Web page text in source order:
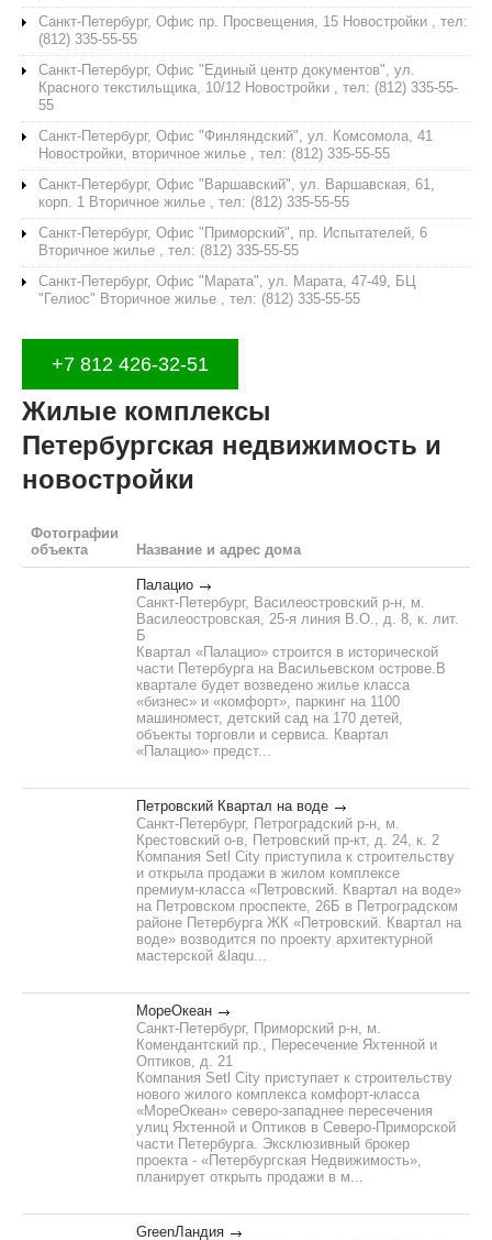
Санкт-Петербург, Офис пр. Просвещения, 15 Новостройки , тел:
(812) 335-55-55
Санкт-Петербург, Офис "Единый центр документов", ул.
Красного текстильщика, 10/12 Новостройки , тел: (812) 335-55-
55
Санкт-Петербург, Офис "Финляндский", ул. Комсомола, 41
Новостройки, вторичное жилье , тел: (812) 335-55-55
Санкт-Петербург, Офис "Варшавский", ул. Варшавская, 61,
корп. 1 Вторичное жилье , тел: (812) 335-55-55
Санкт-Петербург, Офис "Приморский", пр. Испытателей, 6
Вторичное жилье , тел: (812) 335-55-55
Санкт-Петербург, Офис "Марата", ул. Марата, 47-49, БЦ
"Гелиос" Вторичное жилье , тел: (812) 335-55-55
+7 812 426-32-51
Жилые комплексы
Петербургская недвижимость и
новостройки
Фотографии
объекта
Название и адрес дома
Палацио
Санкт-Петербург, Василеостровский р-н, м.
Василеостровская, 25-я линия В.О., д. 8, к. лит.
Б
Квартал «Палацио» строится в исторической
части Петербурга на Васильевском острове.В
квартале будет возведено жилье класса
«бизнес» и «комфорт», паркинг на 1100
машиномест, детский сад на 170 детей,
объекты торговли и сервиса. Квартал
«Палацио» предст...
Петровский Квартал на воде
Санкт-Петербург, Петроградский р-н, м.
Крестовский о-в, Петровский пр-кт, д. 24, к. 2
Компания Setl City приступила к строительству
и открыла продажи в жилом комплексе
премиум-класса «Петровский. Квартал на воде»
на Петровском проспекте, 26Б в Петроградском
районе Петербурга ЖК «Петровский. Квартал на
воде» возводится по проекту архитектурной
мастерской &laqu...
МореОкеан
Санкт-Петербург, Приморский р-н, м.
Комендантский пр., Пересечение Яхтенной и
Оптиков, д. 21
Компания Setl City приступает к строительству
нового жилого комплекса комфорт-класса
«МореОкеан» северо-западнее пересечения
улиц Яхтенной и Оптиков в Северо-Приморской
части Петербурга. Эксклюзивный брокер
проекта - «Петербургская Недвижимость»,
планирует открыть продажи в м...
GreenЛандия